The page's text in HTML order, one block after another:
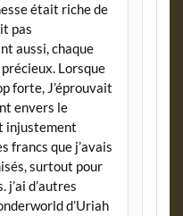
était riche de
pas
aussi, chaque
Lorsque
forte, J’éprouvait
envers le
injustement
francs que j’avais
surtout pour
j’ai d’autres
d’Uriah